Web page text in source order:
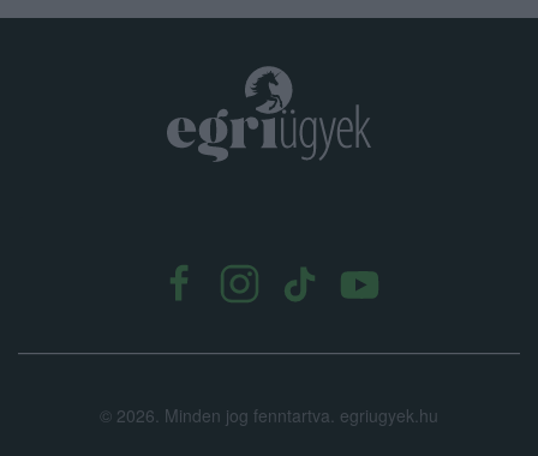
© 2026. Minden jog fenntartva. egriugyek.hu